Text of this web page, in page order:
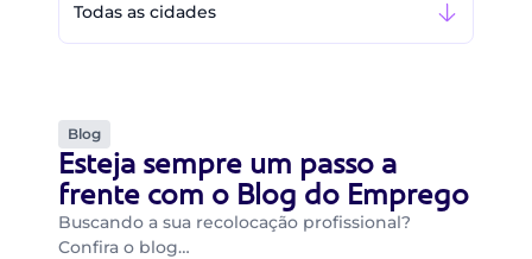
Todas as cidades
Blog
Esteja sempre um passo a
frente com o Blog do Emprego
Buscando a sua recolocação profissional?
Confira o blog…